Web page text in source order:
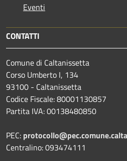
Eventi
CONTATTI
Comune di Caltanissetta
Corso Umberto I, 134
93100 - Caltanissetta
Codice Fiscale: 80001130857
Partita IVA: 00138480850
PEC:
Centralino: 093474111